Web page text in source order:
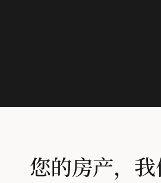
您的房产，